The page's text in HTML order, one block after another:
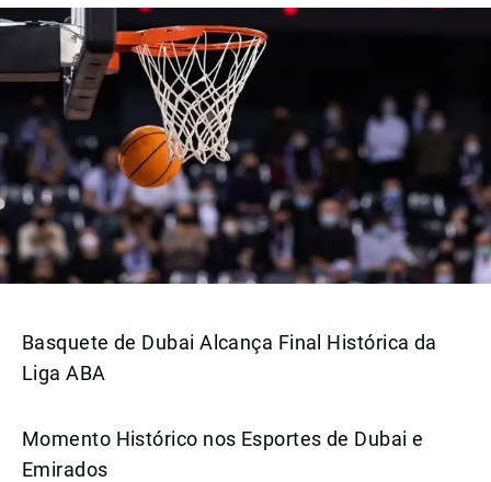
Basquete de Dubai Alcança Final Histórica da
Liga ABA
Momento Histórico nos Esportes de Dubai e
Emirados